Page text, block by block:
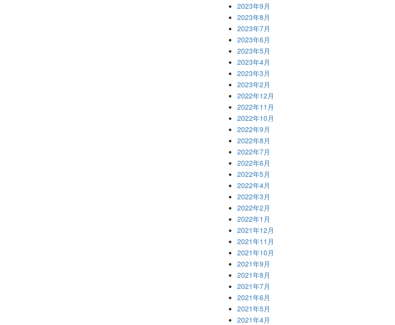
2023年9月
2023年8月
2023年7月
2023年6月
2023年5月
2023年4月
2023年3月
2023年2月
2022年12月
2022年11月
2022年10月
2022年9月
2022年8月
2022年7月
2022年6月
2022年5月
2022年4月
2022年3月
2022年2月
2022年1月
2021年12月
2021年11月
2021年10月
2021年9月
2021年8月
2021年7月
2021年6月
2021年5月
2021年4月